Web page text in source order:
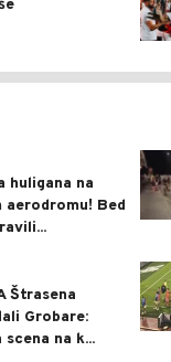
huligana na
aerodromu! Bed
Štrasena
Grobare:
na k...